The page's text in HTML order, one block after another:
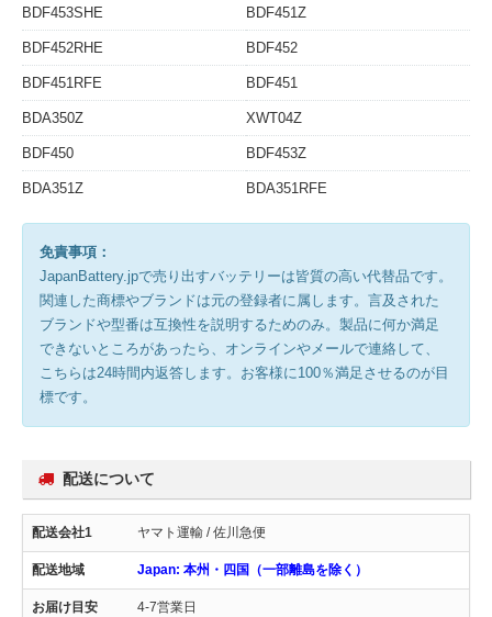
BDF453SHE BDF451Z
BDF452RHE BDF452
BDF451RFE BDF451
BDA350Z XWT04Z
BDF450 BDF453Z
BDA351Z BDA351RFE
免責事項：
JapanBattery.jpで売り出すバッテリーは皆質の高い代替品です。
関連した商標やブランドは元の登録者に属します。言及された
ブランドや型番は互換性を説明するためのみ。製品に何か満足
できないところがあったら、オンラインやメールで連絡して、
こちらは24時間内返答します。お客様に100％満足させるのが目
標です。
配送について
ヤマト運輸 / 佐川急便
Japan: 本州・四国（一部離島を除く）
4-7営業日